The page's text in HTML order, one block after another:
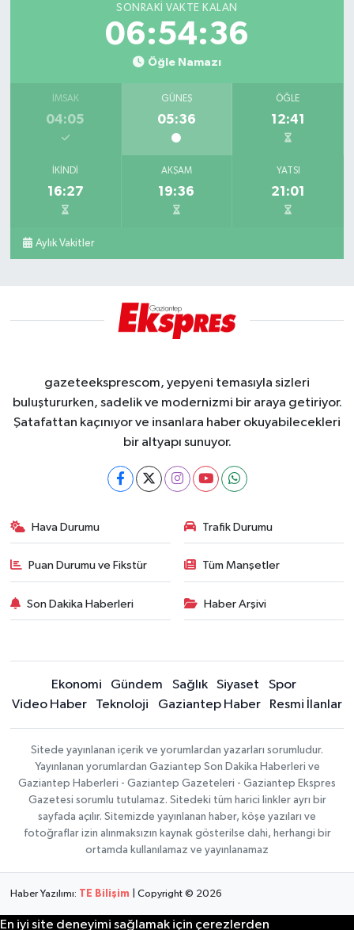
SONRAKI VAKTE KALAN
06:54:35
Öğle Namazı
İMSAK
04:05
GÜNEŞ
05:36
ÖĞLE
12:41
İKINDI
16:27
AKŞAM
19:36
YATSI
21:01
Aylık Vakitler
gazeteeksprescom, yepyeni temasıyla sizleri
buluştururken, sadelik ve modernizmi bir araya getiriyor.
Şatafattan kaçınıyor ve insanlara haber okuyabilecekleri
bir altyapı sunuyor.
Hava Durumu Trafik Durumu
Puan Durumu ve Fikstür Tüm Manşetler
Son Dakika Haberleri Haber Arşivi
Ekonomi Gündem Sağlık Siyaset
Spor
Video Haber
Teknoloji Gaziantep Haber Resmi İlanlar
Sitede yayınlanan içerik ve yorumlardan yazarları sorumludur.
Yayınlanan yorumlardan Gaziantep Son Dakika Haberleri ve
Gaziantep Haberleri - Gaziantep Gazeteleri - Gaziantep Ekspres
Gazetesi sorumlu tutulamaz. Sitedeki tüm harici linkler ayrı bir
sayfada açılır. Sitemizde yayınlanan haber, köşe yazıları ve
fotoğraflar izin alınmaksızın kaynak gösterilse dahi, herhangi bir
ortamda kullanılamaz ve yayınlanamaz
Haber Yazılımı: TE Bilişim | Copyright © 2026
En iyi site deneyimi sağlamak için çerezlerden